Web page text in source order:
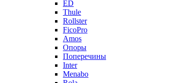
ED
Thule
Rollster
FicoPro
Amos
Опоры
Поперечины
Inter
Menabo